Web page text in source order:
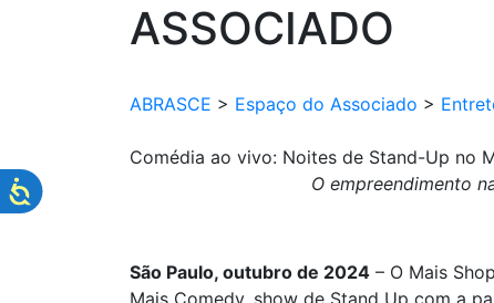
ASSOCIADO
ABRASCE > Espaço do Associado >
Comédia ao vivo: Noites de Stand-Up no
O empreendimento
São Paulo, outubro de 2024 – O Mais
Mais Comedy, show de Stand Up com a